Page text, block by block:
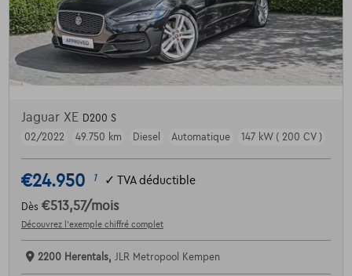
Jaguar XE D200 S
02/2022
49.750 km Diesel Automatique 147 kW ( 200 CV )
€24.950 1 ✓ TVA déductible
Dès €513,57/mois
Découvrez l’exemple chiffré complet
2200 Herentals, JLR Metropool Kempen